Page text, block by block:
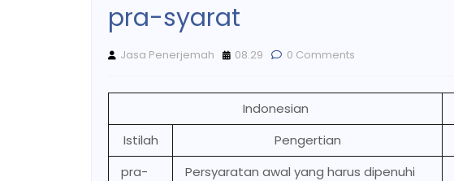
pra-syarat
Jasa Penerjemah 08.29 0 Comments
Indonesian
Istilah
Pengertian
pra-
Persyaratan awal yang harus dipenuhi